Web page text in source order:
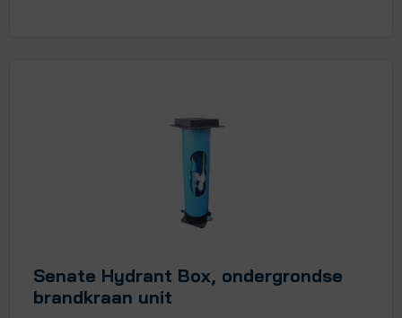
Senate Hydrant Box, ondergrondse
brandkraan unit